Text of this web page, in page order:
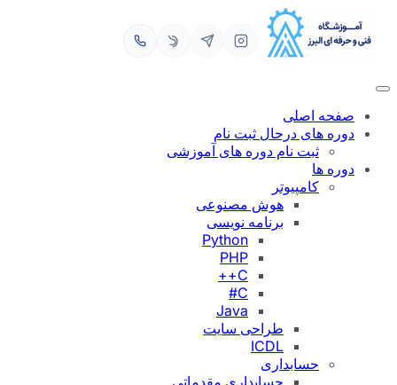
محتوا
صفحه اصلی
دوره های درحال ثبت نام
ثبت نام دوره های آموزشی
دوره ها
کامپیوتر
هوش مصنوعی
برنامه نویسی
Python
PHP
C++
C#
Java
طراحی سایت
ICDL
حسابداری
حسابداری مقدماتی